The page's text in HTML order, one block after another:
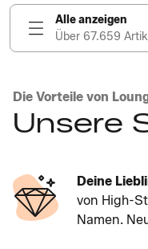
Alle anzeigen
Über 67.659
Die Vorteile von
Unsere
Deine
von High-
Namen.